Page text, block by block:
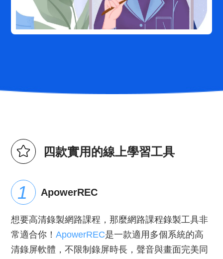
四款實用的線上學習工具
ApowerREC
想要高清錄製網路課程，那麼網路課程錄製工具非
常適合你！ApowerREC是一款適用多個系統的高
清錄屏軟體，不限制錄屏時長，聲音與畫面完美同